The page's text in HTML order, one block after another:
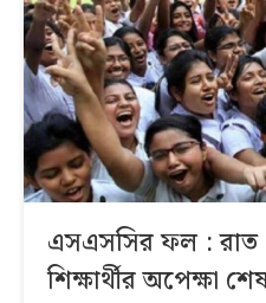
এসএসসির ফল : রাত
শিক্ষার্থীর অপেক্ষা